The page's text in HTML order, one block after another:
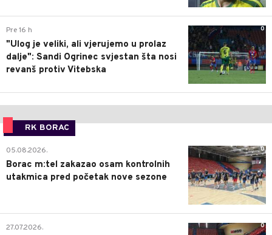
0
Pre 16 h
"Ulog je veliki, ali vjerujemo u prolaz
dalje": Sandi Ogrinec svjestan šta nosi
revanš protiv Vitebska
RK BORAC
0
05.08.2026.
Borac m:tel zakazao osam kontrolnih
utakmica pred početak nove sezone
0
27.07.2026.